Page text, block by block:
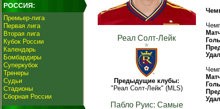
РОССИЯ:
Премьер-лига
Первая лига
Вторая лига
Кубок России
Календарь
Бомбардиры
Суперкубок
Тренеры
Судьи
Стадионы
Сборная России
Реал Солт-Лейк
Предыдущие клубы:
"Реал Солт-Лейк" (MLS)
Пабло Руис: Самые